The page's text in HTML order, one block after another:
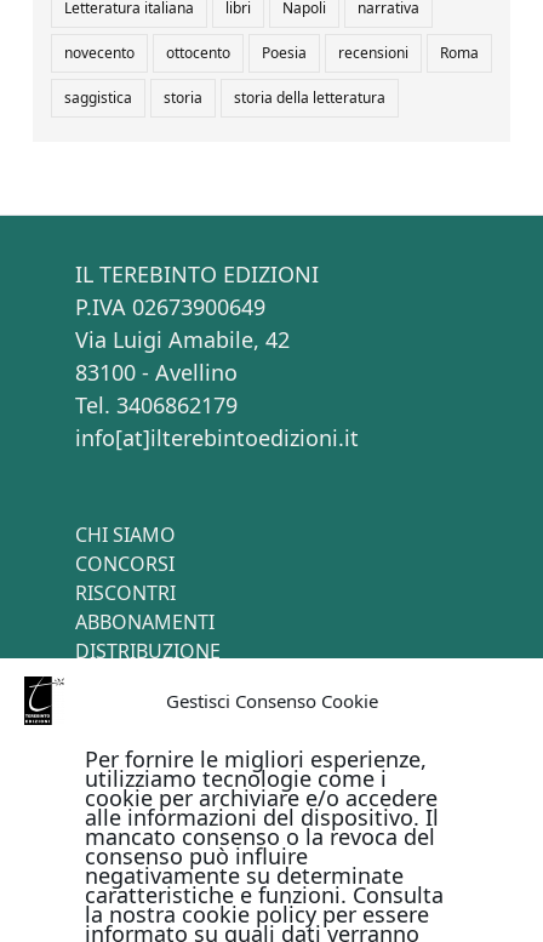
Gestisci Consenso Cookie
Per fornire le migliori esperienze,
utilizziamo tecnologie come i
cookie per archiviare e/o accedere
alle informazioni del dispositivo. Il
mancato consenso o la revoca del
consenso può influire
negativamente su determinate
caratteristiche e funzioni. Consulta
la nostra cookie policy per essere
informato su quali dati verranno
Letteratura italiana libri Napoli narrativa
novecento ottocento Poesia recensioni Roma
saggistica storia storia della letteratura
IL TEREBINTO EDIZIONI
P.IVA 02673900649
Via Luigi Amabile, 42
83100 - Avellino
Tel. 3406862179
info[at]ilterebintoedizioni.it
CHI SIAMO
CONCORSI
RISCONTRI
ABBONAMENTI
DISTRIBUZIONE
PAGAMENTI ONLINE CON